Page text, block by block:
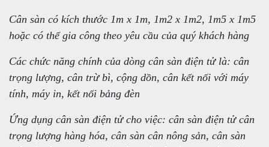
Cân sàn có kích thước 1m x 1m, 1m2 x 1m2, 1m5 x 1m5
hoặc có thể gia công theo yêu cầu của quý khách hàng
Các chức năng chính của dòng cân sàn điện tử là: cân
trọng lượng, cân trừ bì, cộng dồn, cân kết nối với máy
tính, máy in, kết nối bảng đèn
Ứng dụng cân sàn điện tử cho việc: cân sàn điện tử cân
trọng lượng hàng hóa, cân sàn cân nông sản, cân sàn